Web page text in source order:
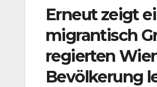
Erneut zeigt
migrantisch
regierten
Bevölkerung